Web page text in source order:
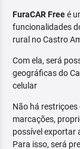
FuraCAR Freeé
funcionalidades
rural no Castro
Com ela, será
geográficas do
celular
Não há
marcações,
possível exportar
Para isso, será